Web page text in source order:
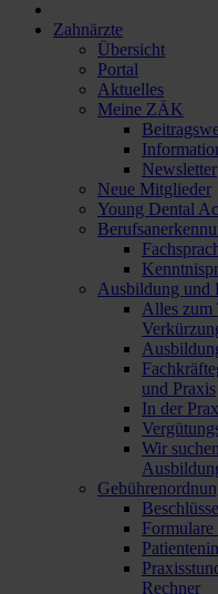
Zahnärzte
Übersicht
Portal
Aktuelles
Meine ZÄK
Newsletter
Neue Mitglieder
Young Dental
Ausbildung und
Alles zum
und Praxis
In der
Wir
Rechner